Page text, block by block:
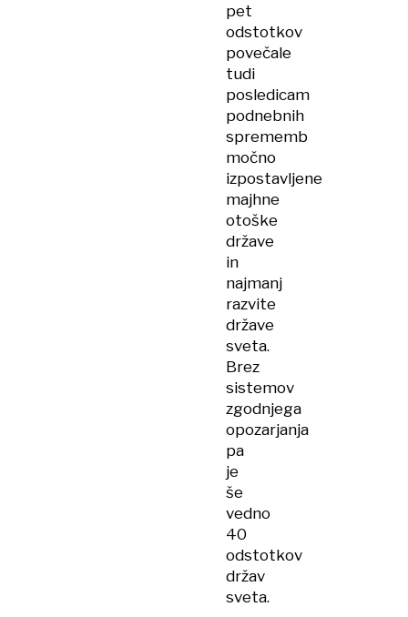
pet
odstotkov
povečale
tudi
posledicam
podnebnih
sprememb
močno
izpostavljene
majhne
otoške
države
in
najmanj
razvite
države
sveta.
Brez
sistemov
zgodnjega
opozarjanja
pa
je
še
vedno
40
odstotkov
držav
sveta.